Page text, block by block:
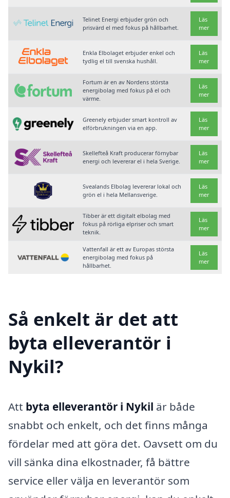
Telinet Energi erbjuder grön och
prisvärd el med fokus på hållbarhet.
Läs
mer
Enkla Elbolaget erbjuder enkel och
tydlig el till svenska hushåll.
Läs
mer
Fortum är en av Nordens största
energibolag med fokus på el och
värme.
Läs
mer
Greenely erbjuder smart kontroll av
elförbrukningen via en app.
Läs
mer
Skellefteå Kraft producerar förnybar
energi och levererar el i hela Sverige.
Läs
mer
Svealands Elbolag levererar lokal och
grön el i hela Mellansverige.
Läs
mer
Tibber är ett digitalt elbolag med
fokus på rörliga elpriser och smart
teknik.
Läs
mer
Vattenfall är ett av Europas största
energibolag med fokus på
hållbarhet.
Läs
mer
Så enkelt är det att
byta elleverantör i
Nykil?
Att byta elleverantör i Nykil är både
snabbt och enkelt, och det finns många
fördelar med att göra det. Oavsett om du
vill sänka dina elkostnader, få bättre
service eller välja en leverantör som